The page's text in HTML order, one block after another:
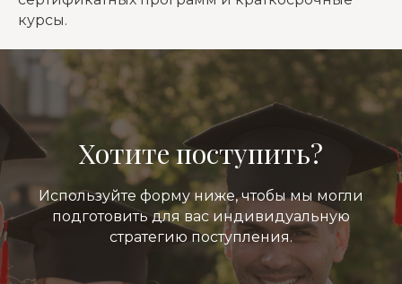
курсы.
Хотите поступить?
Используйте форму ниже, чтобы мы могли
подготовить для вас индивидуальную
стратегию поступления.